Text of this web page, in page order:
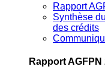
Rapport
Synthèse
des crédits
Rapport AGFPN